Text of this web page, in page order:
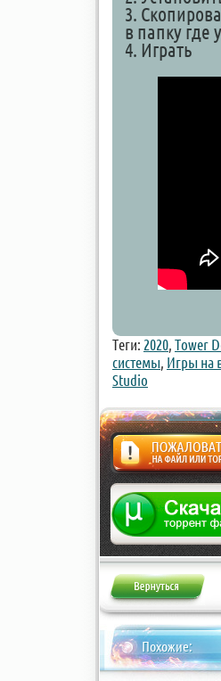
3.
в папку где
4. Играть
Теги: 2020, Tower
системы, Игры на
Studio
Жалоба
Похожие: